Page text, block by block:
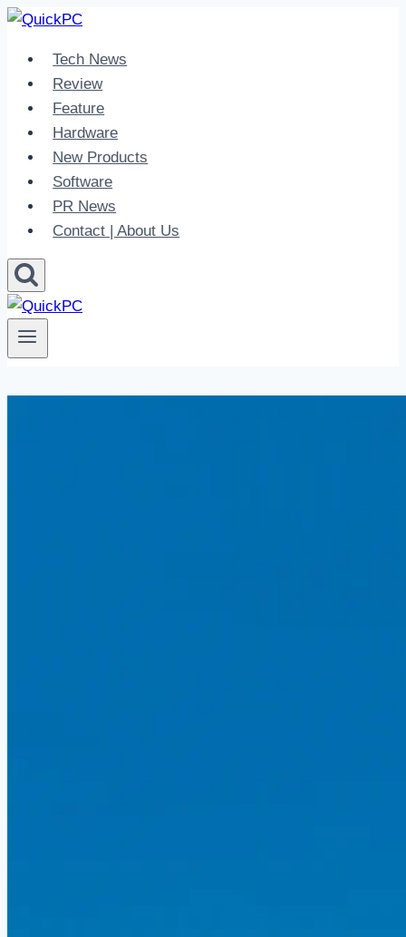
Skip
contentTech News
Review
Feature
Hardware
New Products
Software
PR News
Contact | About Us